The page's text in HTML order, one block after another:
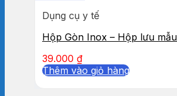
Dụng cụ y tế
Hộp Gòn Inox – Hộp lưu
39.000 ₫
Thêm vào giỏ hàng